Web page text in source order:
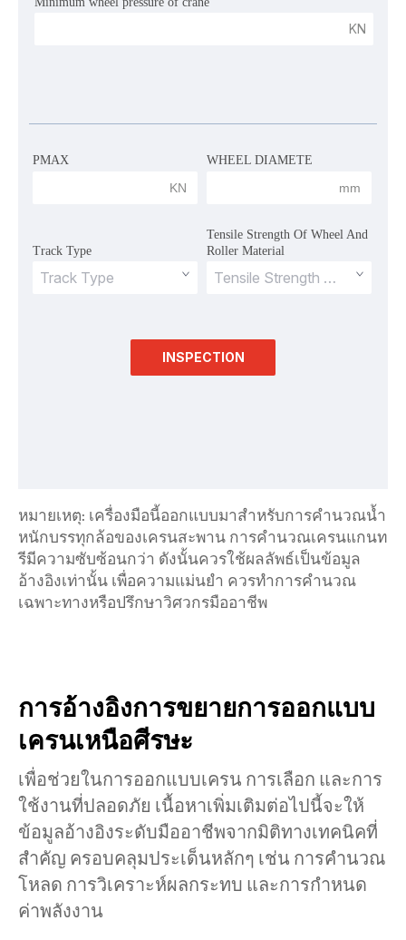
KN
PMAX
KN
WHEEL DIAMETE
mm
Track Type
Tensile Strength Of Wheel And
Roller Material
INSPECTION
หมายเหตุ: เครื่องมือนี้ออกแบบมาสำหรับการคำนวณน้ำ
หนักบรรทุกล้อของเครนสะพาน การคำนวณเครนแกนท
รีมีความซับซ้อนกว่า ดังนั้นควรใช้ผลลัพธ์เป็นข้อมูล
อ้างอิงเท่านั้น เพื่อความแม่นยำ ควรทำการคำนวณ
เฉพาะทางหรือปรึกษาวิศวกรมืออาชีพ
การอ้างอิงการขยายการออกแบบ
เครนเหนือศีรษะ
เพื่อช่วยในการออกแบบเครน การเลือก และการ
ใช้งานที่ปลอดภัย เนื้อหาเพิ่มเติมต่อไปนี้จะให้
ข้อมูลอ้างอิงระดับมืออาชีพจากมิติทางเทคนิคที่
สำคัญ ครอบคลุมประเด็นหลักๆ เช่น การคำนวณ
โหลด การวิเคราะห์ผลกระทบ และการกำหนด
ค่าพลังงาน